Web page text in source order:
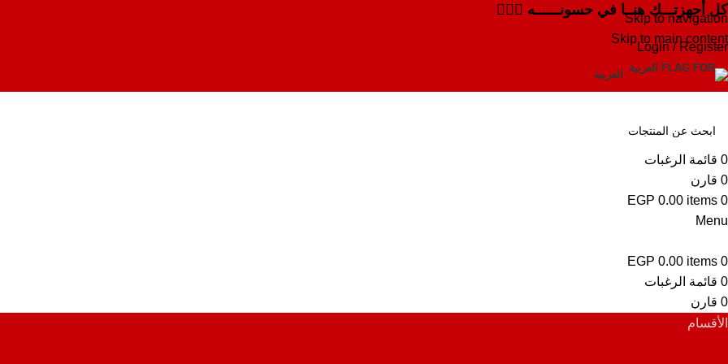
Skip to navigation
Skip to main content
كل أجهزتـــك هنــا في حسونــــــه ✌🏻✨
Login / Register
العربية
0 قائمة الرغبات
0 قارن
0
items
EGP 0.00
Menu
0
items
EGP 0.00
0 قائمة الرغبات
0 قارن
الأقسام